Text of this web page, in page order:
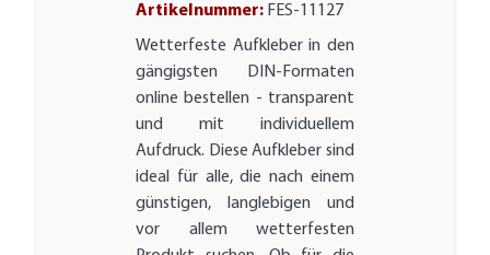
Artikelnummer: FES-11127
Wetterfeste Aufkleber in den
gängigsten DIN-Formaten
online bestellen - transparent
und mit individuellem
Aufdruck. Diese Aufkleber sind
ideal für alle, die nach einem
günstigen, langlebigen und
vor allem wetterfesten